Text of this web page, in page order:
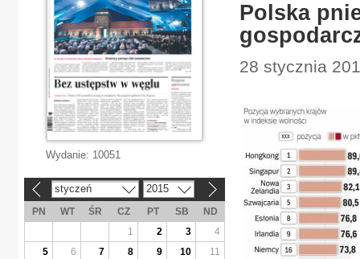
Polska
28 stycznia
Wydanie: 10051
styczeń 2015
PN WT ŚR CZ PT SB
ND
1
2 3
4
5
6 7 8 9 10
11